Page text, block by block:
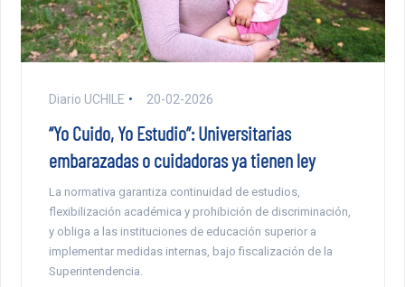
Diario UCHILE 20-02-2026
“Yo Cuido, Yo Estudio”: Universitarias
embarazadas o cuidadoras ya tienen ley
La normativa garantiza continuidad de estudios,
flexibilización académica y prohibición de discriminación,
y obliga a las instituciones de educación superior a
implementar medidas internas, bajo fiscalización de la
Superintendencia.